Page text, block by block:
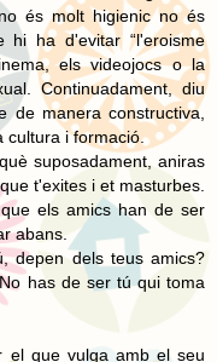
és molt higienic no és
hi ha d'evitar “l'eroisme
els videojocs o la
Continuadament, diu
de manera constructiva,
cultura i formació.
suposadament, aniras
t'exites i et masturbes.
els amics han de ser
abans.
depen dels teus amics?
has de ser tú qui toma
el que vulga amb el seu